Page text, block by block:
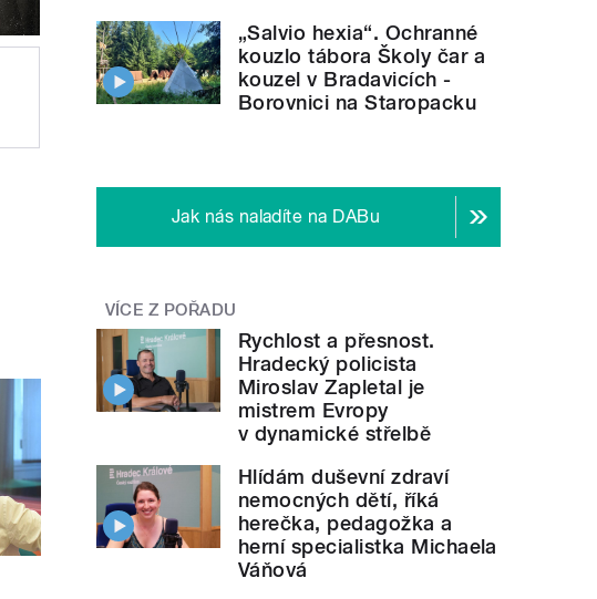
„Salvio hexia“. Ochranné
kouzlo tábora Školy čar a
kouzel v Bradavicích -
Borovnici na Staropacku
Jak nás naladíte na DABu
VÍCE Z POŘADU
Rychlost a přesnost.
Hradecký policista
Miroslav Zapletal je
mistrem Evropy
v dynamické střelbě
Hlídám duševní zdraví
nemocných dětí, říká
herečka, pedagožka a
herní specialistka Michaela
Váňová